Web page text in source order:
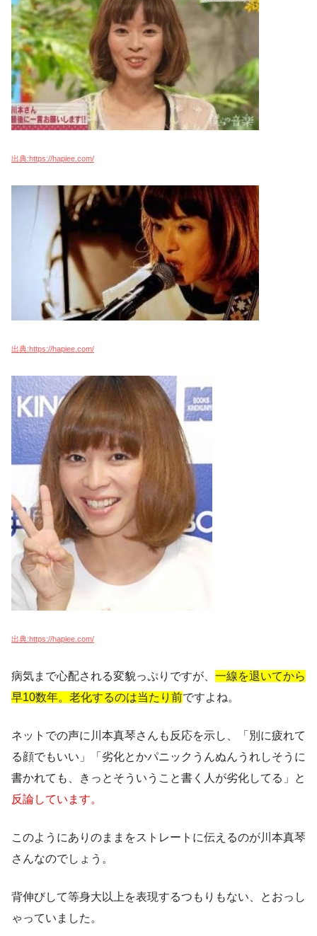
出典:https://hapiee.com/
出典:https://hapiee.com/
出典:https://hapiee.com/
病気まで心配される変貌っぷりですが、 一線を退いてから
早10数年。老化するのは当たり前ですよね。
ネットでの声に川本真琴さんも反応を示し、「別に疲れて
る顔でもいい」「劣化とかパニックうんぬんうれしそうに
書かれても、きっとそういうこと書く人が劣化してる」と
反論しています。
このようにありのままをストレートに伝えるのが川本真琴
さんなのでしょう。
背伸びして等身大以上を表現するつもりもない、とおっし
ゃっていました。